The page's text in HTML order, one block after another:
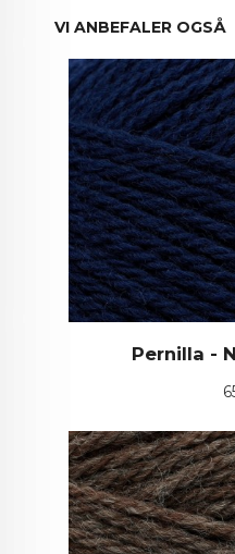
VI ANBEFALER OGSÅ
Pernilla -